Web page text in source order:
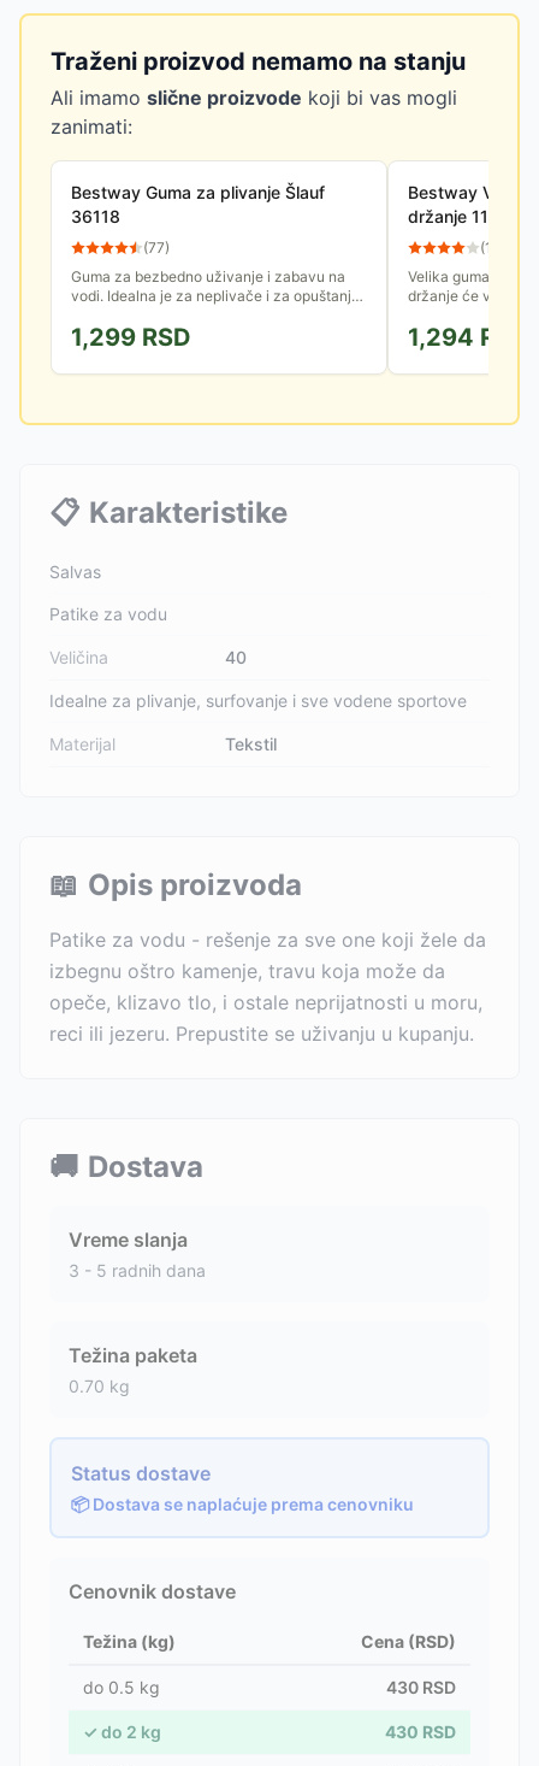
Traženi proizvod nemamo na stanju
Ali imamo slične proizvode koji bi vas mogli
zanimati:
Bestway Guma za plivanje Šlauf
36118
(77)
Guma za bezbedno uživanje i zabavu na
vodi. Idealna je za neplivače i za opuštanje
1,299 RSD
Bestway Veliki
držanje 119cm
(11
Velika guma na
držanje će vam
kvalitetnog vinila,
1,294 RSD
📋 Karakteristike
Salvas
Patike za vodu
Veličina 40
Idealne za plivanje, surfovanje i sve vodene sportove
Materijal Tekstil
📖 Opis proizvoda
Patike za vodu - rešenje za sve one koji žele da
izbegnu oštro kamenje, travu koja može da
opeče, klizavo tlo, i ostale neprijatnosti u moru,
reci ili jezeru. Prepustite se uživanju u kupanju.
🚚 Dostava
Vreme slanja
3 - 5 radnih dana
Težina paketa
0.70 kg
Status dostave
📦 Dostava se naplaćuje prema cenovniku
Cenovnik dostave
Težina (kg) Cena (RSD)
do 0.5 kg 430 RSD
✓ do 2 kg 430 RSD